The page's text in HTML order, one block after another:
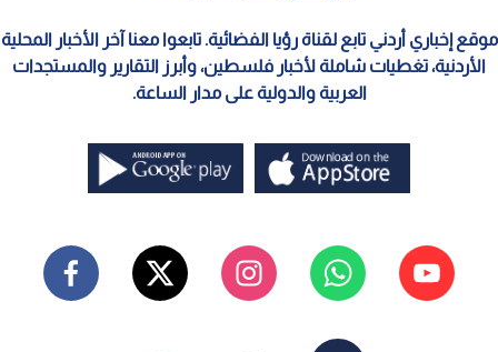
موقع إخباري أردني تابع لقناة رؤيا الفضائية. تابعوا معنا آخر الأخبار المحلية
الأردنية، تغطيات شاملة لأخبار فلسطين، وأبرز التقارير والمستجدات
العربية والدولية على مدار الساعة.